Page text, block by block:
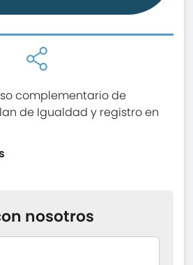
complementario de
de Igualdad y registro en
nosotros